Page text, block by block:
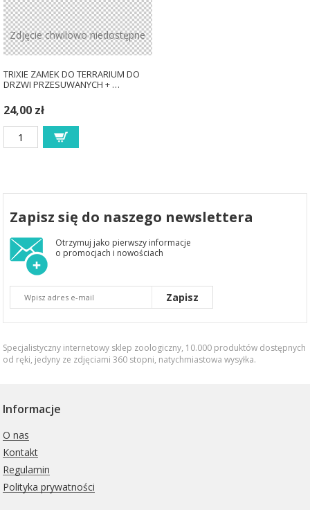
Zdjęcie chwilowo niedostępne
TRIXIE ZAMEK DO TERRARIUM DO
DRZWI PRZESUWANYCH + …
24,00 zł
Zapisz się do naszego newslettera
Otrzymuj jako pierwszy informacje
o promocjach i nowościach
Zapisz
Specjalistyczny internetowy sklep zoologiczny, 10.000 produktów dostępnych
od ręki, jedyny ze zdjęciami 360 stopni, natychmiastowa wysyłka.
Informacje
O nas
Kontakt
Regulamin
Polityka prywatności